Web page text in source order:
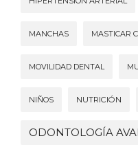
MANCHAS MASTICAR
MOVILIDAD DENTAL
NIÑOS NUTRICIÓN
ODONTOLOGÍA